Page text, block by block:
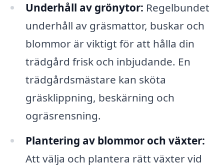
Underhåll av grönytor: Regelbundet
underhåll av gräsmattor, buskar och
blommor är viktigt för att hålla din
trädgård frisk och inbjudande. En
trädgårdsmästare kan sköta
gräsklippning, beskärning och
ogräsrensning.
Plantering av blommor och växter:
Att välja och plantera rätt växter vid